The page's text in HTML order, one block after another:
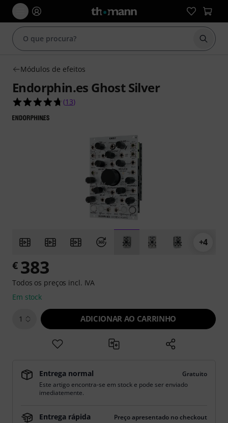
Iniciar
Módulos de efeitos
Endorphin.es Ghost Silver
4.7 de 5 estrelas de 13 avaliações de clientes
(13)
+4
€ 383
Todos os preços incl. IVA
Em stock
1 ADICIONAR AO CARRINHO
Entrega normal
Gratuito
Este artigo encontra-se em stock e pode ser enviado
imediatemente.
Entrega rápida
Preço apresentado no checkout